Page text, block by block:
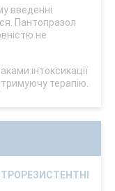
введенні
Пантопразол
не
інтоксикації
терапію.